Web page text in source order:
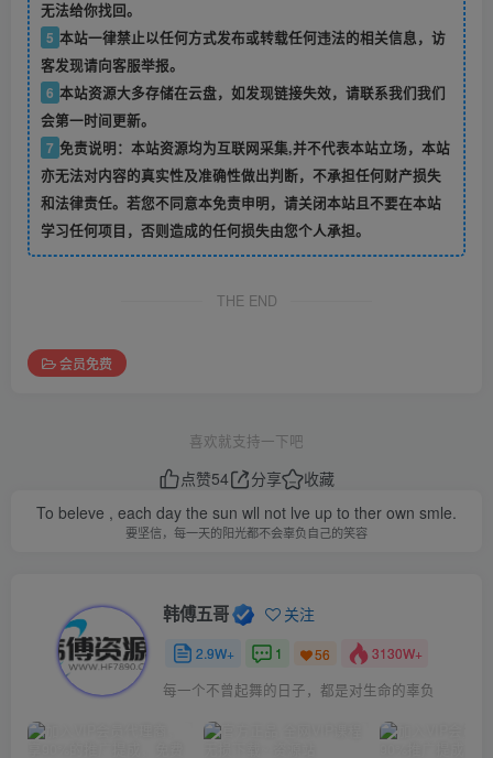
无法给你找回。
5 本站一律禁止以任何方式发布或转载任何违法的相关信息，访
客发现请向客服举报。
6 本站资源大多存储在云盘，如发现链接失效，请联系我们我们
会第一时间更新。
7 免责说明：本站资源均为互联网采集,并不代表本站立场，本站
亦无法对内容的真实性及准确性做出判断，不承担任何财产损失
和法律责任。若您不同意本免责申明，请关闭本站且不要在本站
学习任何项目，否则造成的任何损失由您个人承担。
THE END
会员免费
喜欢就支持一下吧
点赞54 分享
收藏
To beleve , each day the sun wll not lve up to ther own smle.
要坚信，每一天的阳光都不会辜负自己的笑容
韩傅五哥 关注
2.9W+ 1 56 3130W+
每一个不曾起舞的日子，都是对生命的辜负